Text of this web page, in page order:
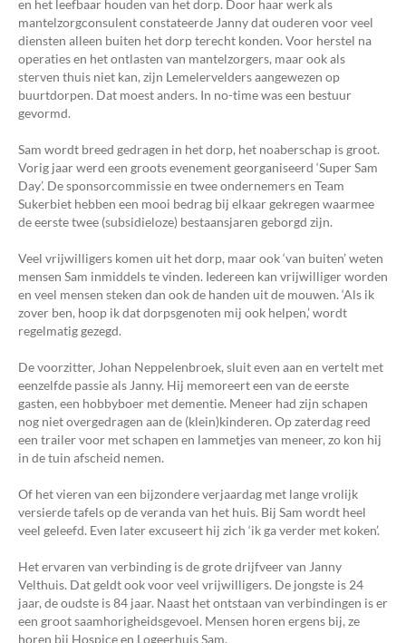
en het leefbaar houden van het dorp. Door haar werk als
mantelzorgconsulent constateerde Janny dat ouderen voor veel
diensten alleen buiten het dorp terecht konden. Voor herstel na
operaties en het ontlasten van mantelzorgers, maar ook als
sterven thuis niet kan, zijn Lemelervelders aangewezen op
buurtdorpen. Dat moest anders. In no-time was een bestuur
gevormd.
Sam wordt breed gedragen in het dorp, het noaberschap is groot.
Vorig jaar werd een groots evenement georganiseerd ‘Super Sam
Day’. De sponsorcommissie en twee ondernemers en Team
Sukerbiet hebben een mooi bedrag bij elkaar gekregen waarmee
de eerste twee (subsidieloze) bestaansjaren geborgd zijn.
Veel vrijwilligers komen uit het dorp, maar ook ‘van buiten’ weten
mensen Sam inmiddels te vinden. Iedereen kan vrijwilliger worden
en veel mensen steken dan ook de handen uit de mouwen. ‘Als ik
zover ben, hoop ik dat dorpsgenoten mij ook helpen,’ wordt
regelmatig gezegd.
De voorzitter, Johan Neppelenbroek, sluit even aan en vertelt met
eenzelfde passie als Janny. Hij memoreert een van de eerste
gasten, een hobbyboer met dementie. Meneer had zijn schapen
nog niet overgedragen aan de (klein)kinderen. Op zaterdag reed
een trailer voor met schapen en lammetjes van meneer, zo kon hij
in de tuin afscheid nemen.
Of het vieren van een bijzondere verjaardag met lange vrolijk
versierde tafels op de veranda van het huis. Bij Sam wordt heel
veel geleefd. Even later excuseert hij zich ‘ik ga verder met koken’.
Het ervaren van verbinding is de grote drijfveer van Janny
Velthuis. Dat geldt ook voor veel vrijwilligers. De jongste is 24
jaar, de oudste is 84 jaar. Naast het ontstaan van verbindingen is er
een groot saamhorigheidsgevoel. Mensen horen ergens bij, ze
horen bij Hospice en Logeerhuis Sam.